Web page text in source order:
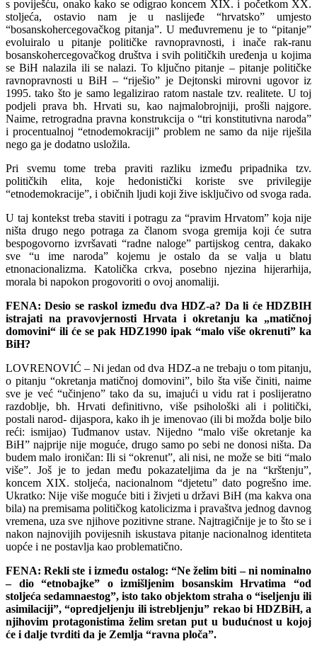
s poviješću, onako kako se odigrao koncem XIX. i početkom XX.
stoljeća, ostavio nam je u naslijeđe “hrvatsko” umjesto
“bosanskohercegovačkog pitanja”. U međuvremenu je to “pitanje”
evoluiralo u pitanje političke ravnopravnosti, i inače rak-ranu
bosanskohercegovačkog društva i svih političkih uređenja u kojima
se BiH nalazila ili se nalazi. To ključno pitanje – pitanje političke
ravnopravnosti u BiH – “riješio” je Dejtonski mirovni ugovor iz
1995. tako što je samo legalizirao ratom nastale tzv. realitete. U toj
podjeli prava bh. Hrvati su, kao najmalobrojniji, prošli najgore.
Naime, retrogradna pravna konstrukcija o “tri konstitutivna naroda”
i procentualnoj “etnodemokraciji” problem ne samo da nije riješila
nego ga je dodatno usložila.
Pri svemu tome treba praviti razliku između pripadnika tzv.
političkih elita, koje hedonistički koriste sve privilegije
“etnodemokracije”, i običnih ljudi koji žive isključivo od svoga rada.
U taj kontekst treba staviti i potragu za “pravim Hrvatom” koja nije
ništa drugo nego potraga za članom svoga gremija koji će sutra
bespogovorno izvršavati “radne naloge” partijskog centra, dakako
sve “u ime naroda” kojemu je ostalo da se valja u blatu
etnonacionalizma. Katolička crkva, posebno njezina hijerarhija,
morala bi napokon progovoriti o ovoj anomaliji.
FENA: Desio se raskol između dva HDZ-a? Da li će HDZBIH
istrajati na pravovjernosti Hrvata i okretanju ka „matičnoj
domovini“ ili će se pak HDZ1990 ipak “malo više okrenuti” ka
BiH?
LOVRENOVIĆ – Ni jedan od dva HDZ-a ne trebaju o tom pitanju,
o pitanju “okretanja matičnoj domovini”, bilo šta više činiti, naime
sve je već “učinjeno” tako da su, imajući u vidu rat i poslijeratno
razdoblje, bh. Hrvati definitivno, više psihološki ali i politički,
postali narod- dijaspora, kako ih je imenovao (ili bi možda bolje bilo
reći: ismijao) Tuđmanov ustav. Nijedno “malo više okretanje ka
BiH” najprije nije moguće, drugo samo po sebi ne donosi ništa. Da
budem malo ironičan: Ili si “okrenut”, ali nisi, ne može se biti “malo
više”. Još je to jedan među pokazateljima da je na “krštenju”,
koncem XIX. stoljeća, nacionalnom “djetetu” dato pogrešno ime.
Ukratko: Nije više moguće biti i živjeti u državi BiH (ma kakva ona
bila) na premisama političkog katolicizma i pravaštva jednog davnog
vremena, uza sve njihove pozitivne strane. Najtragičnije je to što se i
nakon najnovijih povijesnih iskustava pitanje nacionalnog identiteta
uopće i ne postavlja kao problematično.
FENA: Rekli ste i između ostalog: “Ne želim biti – ni nominalno
– dio “etnobajke” o izmišljenim bosanskim Hrvatima “od
stoljeća sedamnaestog”, isto tako objektom straha o “iseljenju ili
asimilaciji”, “opredjeljenju ili istrebljenju” rekao bi HDZBiH, a
njihovim protagonistima želim sretan put u budućnost u kojoj
će i dalje tvrditi da je Zemlja “ravna ploča”.